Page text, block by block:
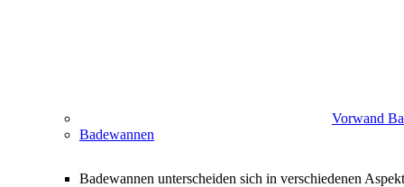
Vorwand
Badewannen
Badewannen unterscheiden sich in verschiedenen